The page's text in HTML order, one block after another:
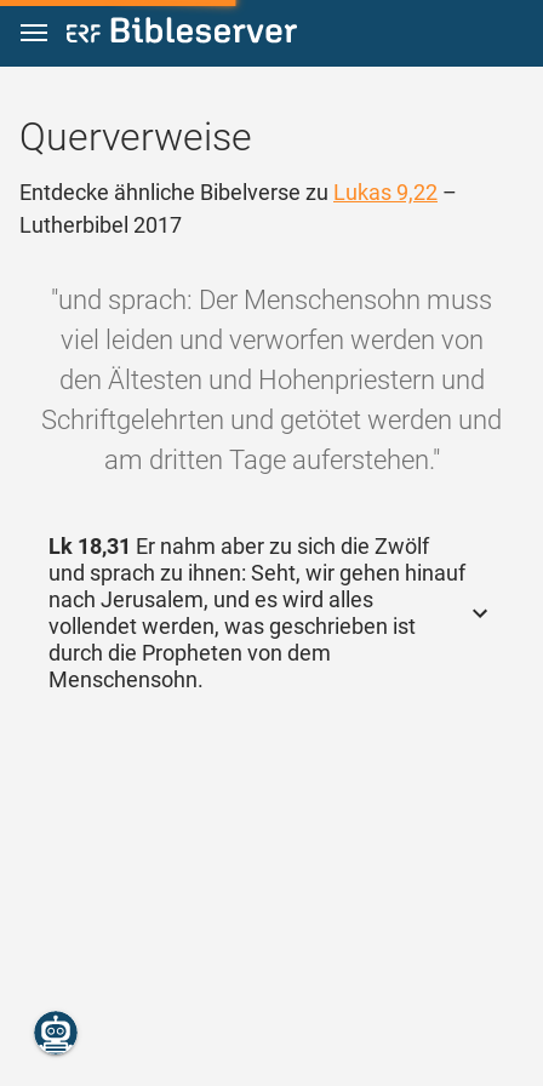
Zum Inhalt springen
Querverweise
Entdecke ähnliche Bibelverse zu Lukas 9,22 –
Lutherbibel 2017
"und sprach: Der Menschensohn muss
viel leiden und verworfen werden von
den Ältesten und Hohenpriestern und
Schriftgelehrten und getötet werden und
am dritten Tage auferstehen."
Lk 18,31 Er nahm aber zu sich die Zwölf
und sprach zu ihnen: Seht, wir gehen hinauf
nach Jerusalem, und es wird alles
vollendet werden, was geschrieben ist
durch die Propheten von dem
Menschensohn.